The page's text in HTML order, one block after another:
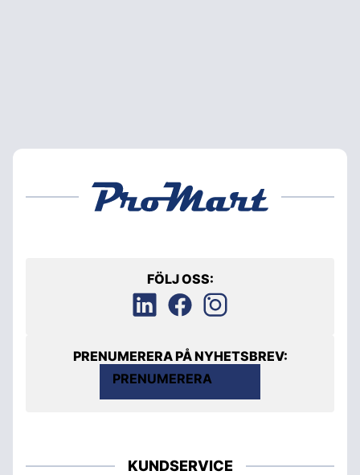
FÖLJ OSS:
PRENUMERERA PÅ NYHETSBREV:
PRENUMERERA
KUNDSERVICE